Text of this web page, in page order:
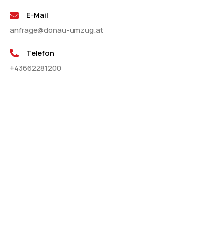
E-Mail
anfrage@donau-umzug.at
Telefon
+43662281200